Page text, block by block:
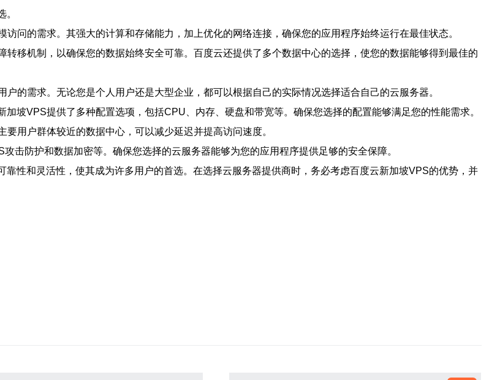
问的需求。其强大的计算和存储能力，加上优化的网络连接，确保您的应用程序始终运行在最佳状态。
移机制，以确保您的数据始终安全可靠。百度云还提供了多个数据中心的选择，使您的数据能够得到最佳的
的需求。无论您是个人用户还是大型企业，都可以根据自己的实际情况选择适合自己的云服务器。
坡VPS提供了多种配置选项，包括CPU、内存、硬盘和带宽等。确保您选择的配置能够满足您的性能需求。
用户群体较近的数据中心，可以减少延迟并提高访问速度。
击防护和数据加密等。确保您选择的云服务器能够为您的应用程序提供足够的安全保障。
性和灵活性，使其成为许多用户的首选。在选择云服务器提供商时，务必考虑百度云新加坡VPS的优势，并